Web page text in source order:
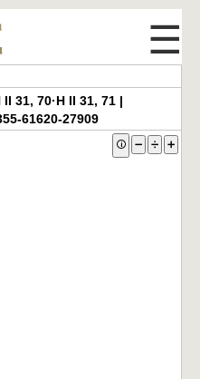
☰
31, 70·H II 31, 71 |
61620-27909